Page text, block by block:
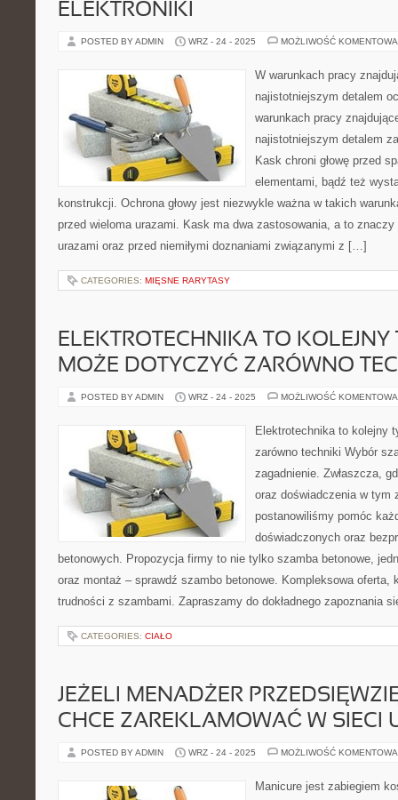
ELEKTRONIKI
POSTED BY ADMIN WRZ - 24 - 2025 MOŻLIWOŚĆ
W warunkach pracy
najistotniejszym detalem
warunkach pracy
najistotniejszym detalem
Kask chroni głowę przed
elementami, bądź też
konstrukcji. Ochrona głowy jest niezwykle ważna w takich
przed wieloma urazami. Kask ma dwa zastosowania, a to znaczy
urazami oraz przed niemiłymi doznaniami związanymi z […]
CATEGORIES: MIĘSNE RARYTASY
ELEKTROTECHNIKA TO KOLEJNY
MOŻE DOTYCZYĆ ZARÓWNO
POSTED BY ADMIN WRZ - 24 - 2025 MOŻLIWOŚĆ
Elektrotechnika to kolejny
zarówno techniki Wybór
zagadnienie. Zwłaszcza,
oraz doświadczenia w tym
postanowiliśmy pomóc
doświadczonych oraz
betonowych. Propozycja firmy to nie tylko szamba betonowe,
oraz montaż – sprawdź szambo betonowe. Kompleksowa oferta,
trudności z szambami. Zapraszamy do dokładnego zapoznania
CATEGORIES: CIAŁO
JEŻELI MENADŻER
CHCE ZAREKLAMOWAĆ W SIECI
POSTED BY ADMIN WRZ - 24 - 2025 MOŻLIWOŚĆ
Manicure jest zabiegiem